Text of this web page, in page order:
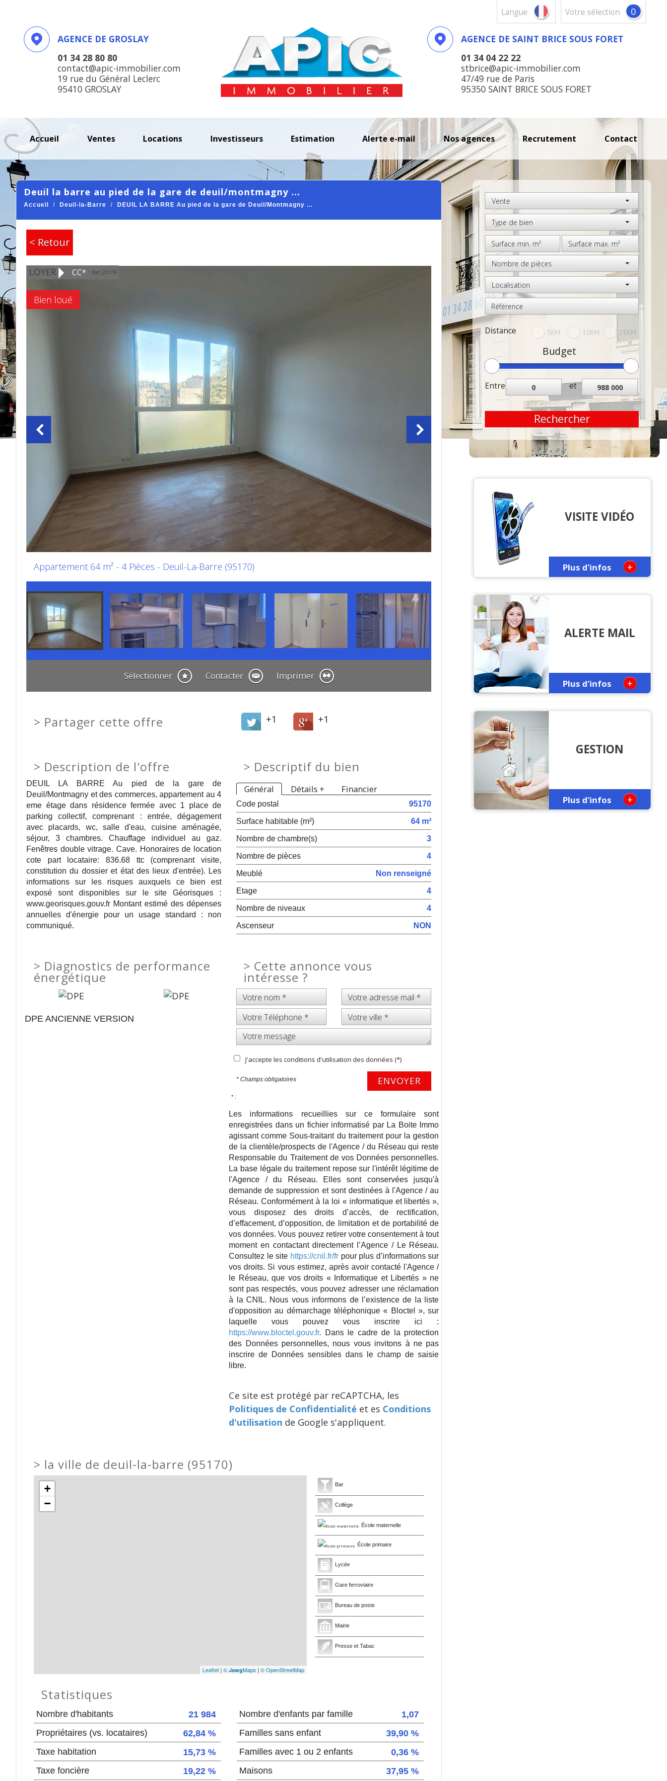
votre sélection 0
Langue
AGENCE DE GROSLAY
01 34 28 80 80
contact@apic-immobilier.com
19 rue du Général Leclerc
95410 GROSLAY
AGENCE DE SAINT BRICE SOUS FORET
01 34 04 22 22
stbrice@apic-immobilier.com
47/49 rue de Paris
95350 SAINT BRICE SOUS FORET
accueil ventes locations investisseurs estimation alerte e-mail nos agences recrutement contact
Vente
Type de bien
Nombre de pièces
Localisation
Distance 5KM 10KM 25KM
Budget
Entre et
Rechercher
deuil la barre au pied de la gare de deuil/montmagny ...
Accueil Deuil-la-Barre DEUIL LA BARRE Au pied de la gare de Deuil/Montmagny ...
< Retour
Appartement 64 m² - 4 Pièces - Deuil-La-Barre (95170)
LOYER CC* Ref 23179
Bien loué
Sélectionner Contacter Imprimer
Partager cette offre +1 +1
> Description de l'offre
DEUIL LA BARRE Au pied de la gare de
Deuil/Montmagny et des commerces, appartement au 4
eme étage dans résidence fermée avec 1 place de
parking collectif, comprenant : entrée, dégagement
avec placards, wc, salle d'eau, cuisine aménagée,
séjour, 3 chambres. Chauffage individuel au gaz.
Fenêtres double vitrage. Cave. Honoraires de location
cote part locataire: 836.68 ttc (comprenant visite,
constitution du dossier et état des lieux d'entrée). Les
informations sur les risques auxquels ce bien est
exposé sont disponibles sur le site Géorisques :
www.georisques.gouv.fr Montant estimé des dépenses
annuelles d'énergie pour un usage standard : non
communiqué.
> Descriptif du bien
Général Détails + Financier
Code postal
95170
Surface habitable (m²)
64 m²
Nombre de chambre(s)
3
Nombre de pièces
4
Meublé
Non renseigné
Etage
4
Nombre de niveaux
4
Ascenseur
NON
> Diagnostics de performance
énergétique
DPE ANCIENNE VERSION
> Cette annonce vous
intéresse ?
J'accepte les conditions d'utilisation des données (*)
* Champs obligatoires ENVOYER
* :
Les informations recueillies sur ce formulaire sont
enregistrées dans un fichier informatisé par La Boite Immo
agissant comme Sous-traitant du traitement pour la gestion
de la clientèle/prospects de l'Agence / du Réseau qui reste
Responsable du Traitement de vos Données personnelles.
La base légale du traitement repose sur l'intérêt légitime de
l'Agence / du Réseau. Elles sont conservées jusqu'à
demande de suppression et sont destinées à l'Agence / au
Réseau. Conformément à la loi « informatique et libertés »,
vous disposez des droits d’accès, de rectification,
d’effacement, d’opposition, de limitation et de portabilité de
vos données. Vous pouvez retirer votre consentement à tout
moment en contactant directement l’Agence / Le Réseau.
Consultez le site https://cnil.fr/frpour plus d’informations sur
vos droits. Si vous estimez, après avoir contacté l'Agence /
le Réseau, que vos droits « Informatique et Libertés » ne
sont pas respectés, vous pouvez adresser une réclamation
à la CNIL. Nous vous informons de l’existence de la liste
d'opposition au démarchage téléphonique « Bloctel », sur
laquelle vous pouvez vous inscrire ici :
https://www.bloctel.gouv.fr. Dans le cadre de la protection
des Données personnelles, nous vous invitons à ne pas
inscrire de Données sensibles dans le champ de saisie
libre.
Ce site est protégé par reCAPTCHA, les
Politiques de Confidentialité et es Conditions
d'utilisation de Google s'appliquent.
> la ville de deuil-la-barre (95170)
+
−
Leaflet |©JawgMaps |© OpenStreetMap
Bar
Collège
École maternelle
École primaire
Lycée
Gare ferroviaire
Bureau de poste
Mairie
Presse et Tabac
Statistiques
Nombre d'habitants
21 984
Propriétaires (vs. locataires)
62,84 %
Taxe habitation
15,73 %
Taxe foncière
19,22 %
Nombre d'enfants par famille
1,07
Familles sans enfant
39,90 %
Familles avec 1 ou 2 enfants
0,36 %
Maisons
37,95 %
VISITE VIDÉO
Plus d'infos +
ALERTE MAIL
Plus d'infos +
GESTION
Plus d'infos +